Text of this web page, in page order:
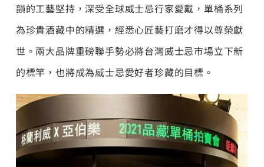
韻的工藝堅持，深受全球威士忌行家愛戴，單桶系列
為珍貴酒藏中的精選，經悉心匠藝打磨才得以尊榮獻
世。兩大品牌重磅聯手勢必將台灣威士忌市場立下新
的標竿，也將成為威士忌愛好者珍藏的目標。